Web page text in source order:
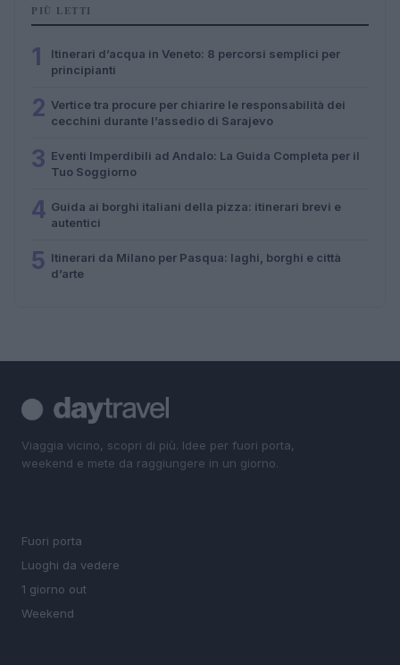
PIÙ LETTI
1
Itinerari d’acqua in Veneto: 8 percorsi semplici per
principianti
2 Vertice tra procure per chiarire le responsabilità dei
cecchini durante l’assedio di Sarajevo
3 Eventi Imperdibili ad Andalo: La Guida Completa per il
Tuo Soggiorno
4 Guida ai borghi italiani della pizza: itinerari brevi e
autentici
5 Itinerari da Milano per Pasqua: laghi, borghi e città
d’arte
Viaggia vicino, scopri di più. Idee per fuori porta,
weekend e mete da raggiungere in un giorno.
Fuori porta
Luoghi da vedere
1 giorno out
Weekend